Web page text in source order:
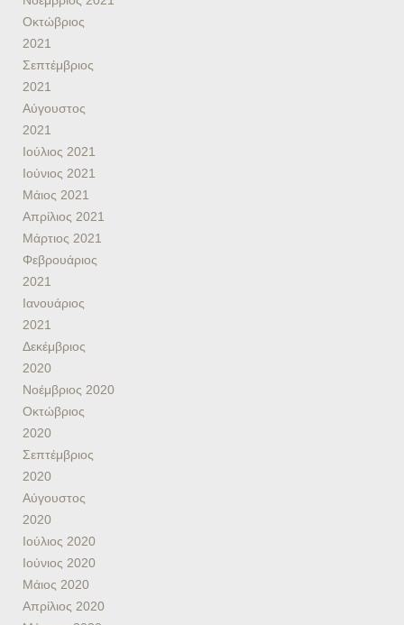
Οκτώβριος
2021
Σεπτέμβριος
2021
Αύγουστος
2021
Ιούλιος 2021
Ιούνιος 2021
Μάιος 2021
Απρίλιος 2021
Μάρτιος 2021
Φεβρουάριος
2021
Ιανουάριος
2021
Δεκέμβριος
2020
Νοέμβριος 2020
Οκτώβριος
2020
Σεπτέμβριος
2020
Αύγουστος
2020
Ιούλιος 2020
Ιούνιος 2020
Μάιος 2020
Απρίλιος 2020